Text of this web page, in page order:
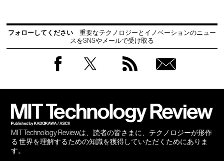
フォローしてください
重要なテクノロジーとイノベーションのニュー
スをSNSやメールで受け取る
MIT Technology Reviewは、読者の皆さまに、テクノロジーが形作
る 世界を理解するための知識を獲得していただくためにありま
す。